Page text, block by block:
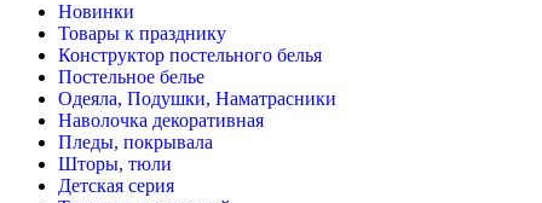
Новинки
Товары к празднику
Конструктор постельного белья
Постельное белье
Одеяла, Подушки, Наматрасники
Наволочка декоративная
Пледы, покрывала
Шторы, тюли
Детская серия